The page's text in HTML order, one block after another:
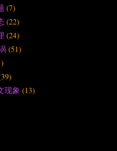
(7)
(22)
(24)
(51)
现象 (13)